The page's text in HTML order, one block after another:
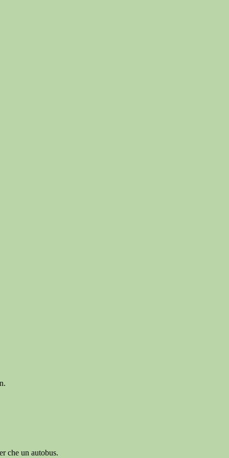
che un autobus.